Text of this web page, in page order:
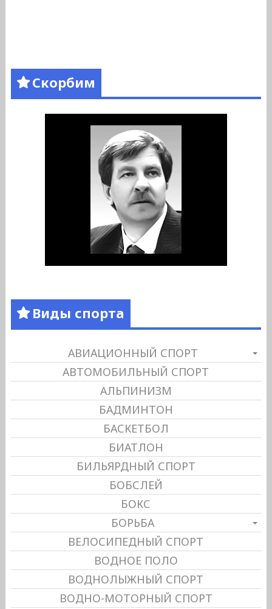
Скорбим
Виды спорта
АВИАЦИОННЫЙ СПОРТ
АВТОМОБИЛЬНЫЙ СПОРТ
АЛЬПИНИЗМ
БАДМИНТОН
БАСКЕТБОЛ
БИАТЛОН
БИЛЬЯРДНЫЙ СПОРТ
БОБСЛЕЙ
БОКС
БОРЬБА
ВЕЛОСИПЕДНЫЙ СПОРТ
ВОДНОЕ ПОЛО
ВОДНОЛЫЖНЫЙ СПОРТ
ВОДНО-МОТОРНЫЙ СПОРТ